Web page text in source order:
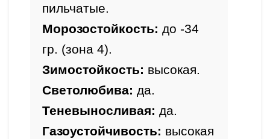
пильчатые.
Морозостойкость: до -34
гр. (зона 4).
Зимостойкость: высокая.
Светолюбива: да.
Теневыносливая: да.
Газоустойчивость: высокая